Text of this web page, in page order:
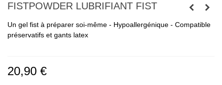
FISTPOWDER LUBRIFIANT FIST
Un gel fist à préparer soi-même - Hypoallergénique - Compatible
préservatifs et gants latex
20,90 €